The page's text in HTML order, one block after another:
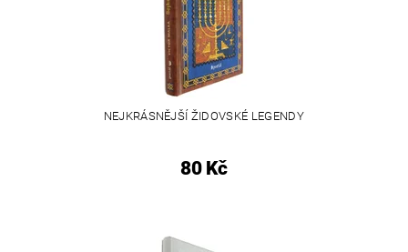
NEJKRÁSNĚJŠÍ ŽIDOVSKÉ LEGENDY
80 Kč